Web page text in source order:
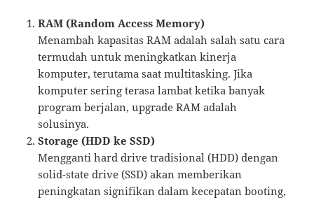
RAM (Random Access Memory)
Menambah kapasitas RAM adalah salah satu cara
termudah untuk meningkatkan kinerja
komputer, terutama saat multitasking. Jika
komputer sering terasa lambat ketika banyak
program berjalan, upgrade RAM adalah
solusinya.
Storage (HDD ke SSD)
Mengganti hard drive tradisional (HDD) dengan
solid-state drive (SSD) akan memberikan
peningkatan signifikan dalam kecepatan booting,